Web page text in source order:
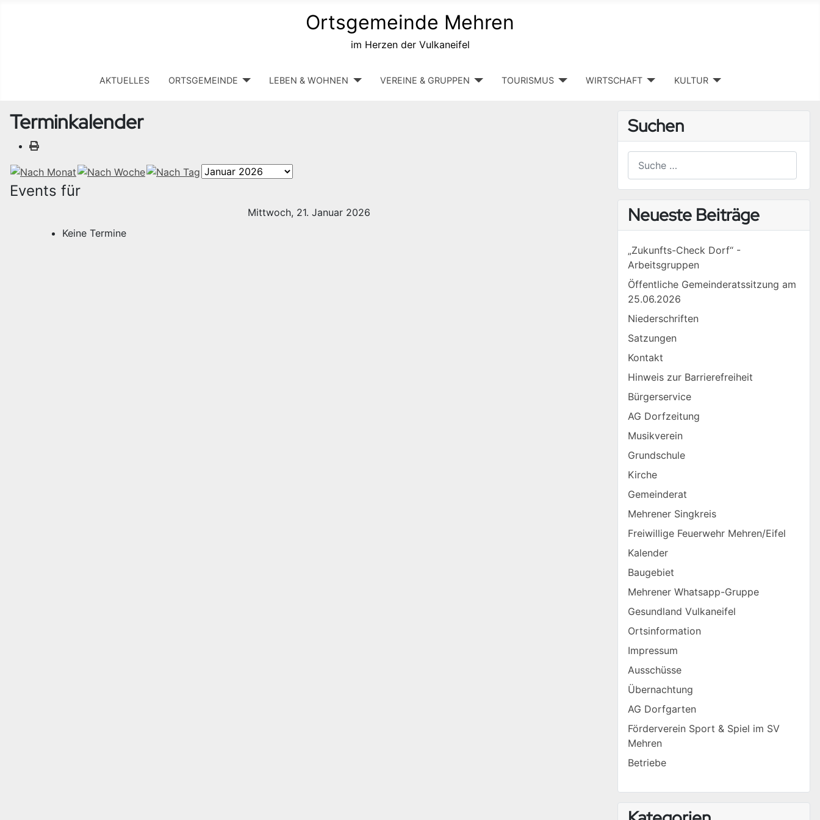
Ortsgemeinde Mehren
im Herzen der Vulkaneifel
AKTUELLES ORTSGEMEINDE LEBEN & WOHNEN VEREINE & GRUPPEN TOURISMUS WIRTSCHAFT KULTUR
Terminkalender
Events für
Mittwoch, 21. Januar 2026
Keine Termine
Suchen
Neueste Beiträge
„Zukunfts-Check Dorf“ -
Arbeitsgruppen
Öffentliche Gemeinderatssitzung am
25.06.2026
Niederschriften
Satzungen
Kontakt
Hinweis zur Barrierefreiheit
Bürgerservice
AG Dorfzeitung
Musikverein
Grundschule
Kirche
Gemeinderat
Mehrener Singkreis
Freiwillige Feuerwehr Mehren/Eifel
Kalender
Baugebiet
Mehrener Whatsapp-Gruppe
Gesundland Vulkaneifel
Ortsinformation
Impressum
Ausschüsse
Übernachtung
AG Dorfgarten
Förderverein Sport & Spiel im SV
Mehren
Betriebe